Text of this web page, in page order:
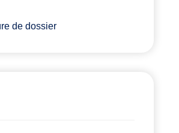
de dossier